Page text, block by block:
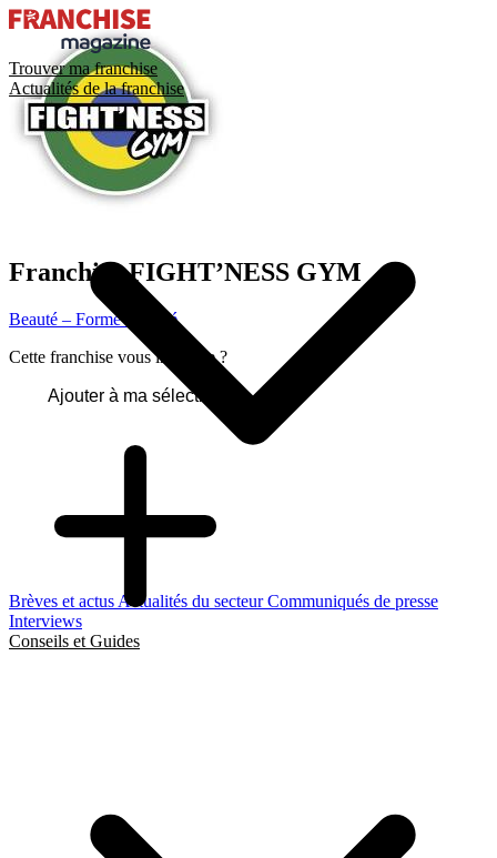
Trouver ma franchise
Actualités de la franchise
Brèves et actus Actualités du secteurCommuniqués de presse
Interviews
Conseils et Guides
Franchise FIGHT’NESS GYM
Beauté – Forme – Santé
Cette franchise vous intéresse ?
Ajouter à ma sélection